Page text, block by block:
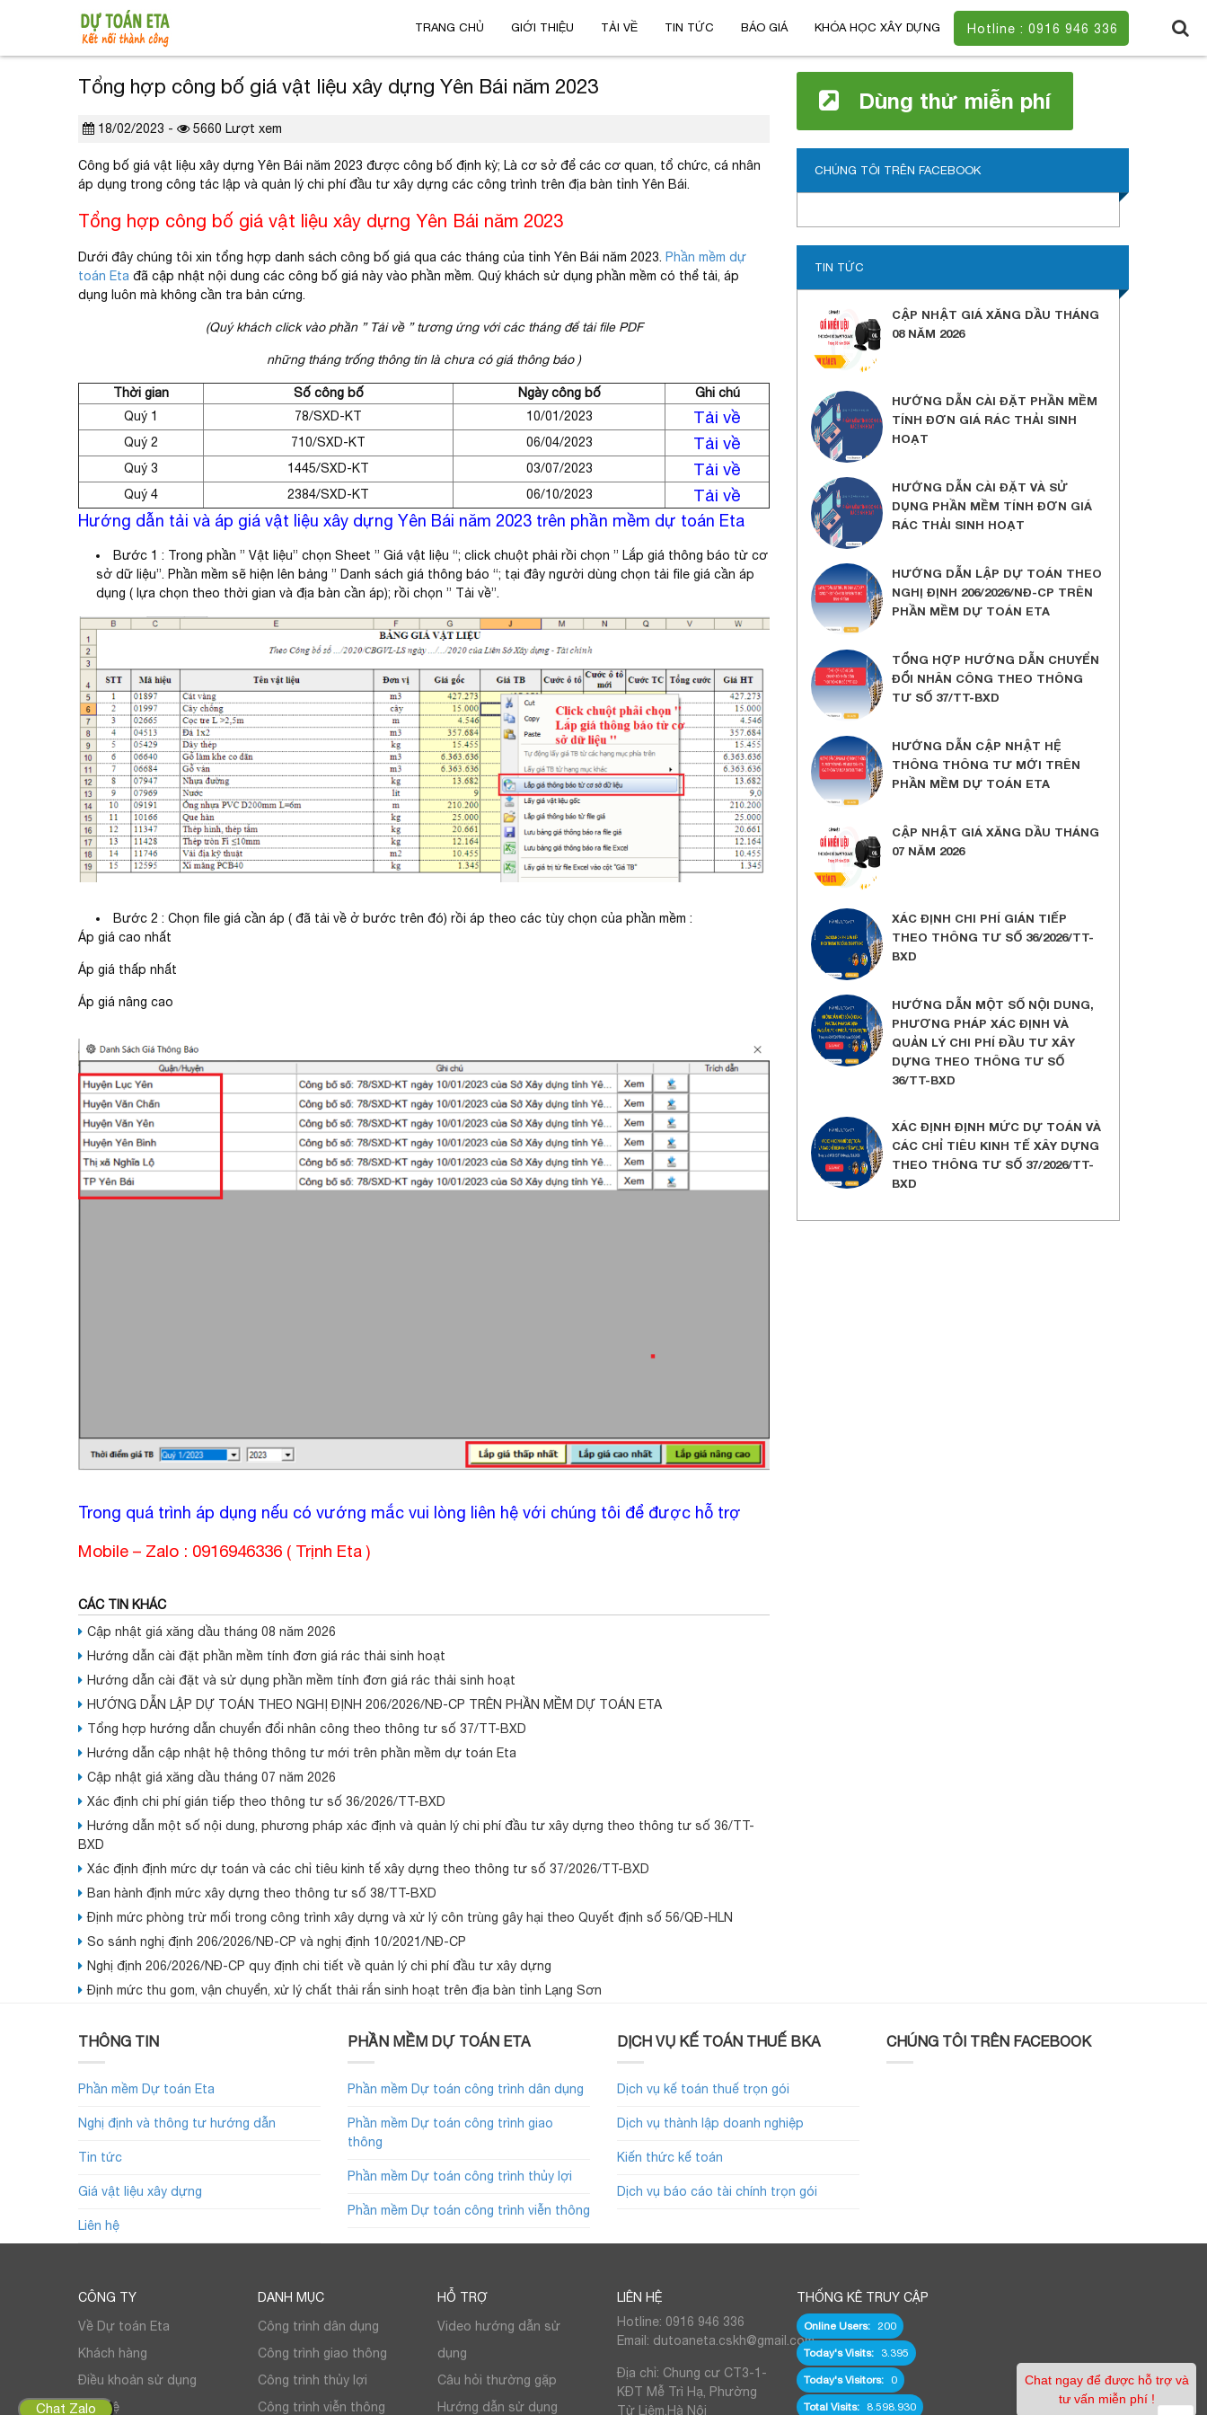
TRANG CHỦ GIỚI THIỆU TẢI VỀ TIN TỨC BÁO GIÁ KHÓA HỌC XÂY DỰNG Hotline : 0916 946 336
Tổng hợp công bố giá vật liệu xây dựng Yên Bái năm 2023
18/02/2023 - 5660 Lượt xem
Công bố giá vật liệu xây dựng Yên Bái năm 2023 được công bố định kỳ; Là cơ sở để các cơ quan, tổ chức, cá nhân
áp dụng trong công tác lập và quản lý chi phí đầu tư xây dựng các công trình trên địa bàn tỉnh Yên Bái.
Tổng hợp công bố giá vật liệu xây dựng Yên Bái năm 2023
Dưới đây chúng tôi xin tổng hợp danh sách công bố giá qua các tháng của tỉnh Yên Bái năm 2023. Phần mềm dự
toán Eta đã cập nhật nội dung các công bố giá này vào phần mềm. Quý khách sử dụng phần mềm có thể tải, áp
dụng luôn mà không cần tra bản cứng.
(Quý khách click vào phần ” Tải về ” tương ứng với các tháng để tải file PDF
những tháng trống thông tin là chưa có giá thông báo )
Thời gian Số công bố Ngày công bố
Ghi chú
Quý 1
78/SXD-KT 10/01/2023 Tải về
Quý 2 710/SXD-KT 06/04/2023 Tải về
Quý 3 1445/SXD-KT 03/07/2023 Tải về
Quý 4 2384/SXD-KT 06/10/2023 Tải về
Hướng dẫn tải và áp giá vật liệu xây dựng Yên Bái năm 2023 trên phần mềm dự toán Eta
Bước 1 : Trong phần ” Vật liệu” chọn Sheet ” Giá vật liệu “; click chuột phải rồi chọn ” Lắp giá thông báo từ cơ
sở dữ liệu”. Phần mềm sẽ hiện lên bảng ” Danh sách giá thông báo “; tại đây người dùng chọn tải file giá cần áp
dụng ( lựa chọn theo thời gian và địa bàn cần áp); rồi chọn ” Tải về”.
Bước 2 : Chọn file giá cần áp ( đã tải về ở bước trên đó) rồi áp theo các tùy chọn của phần mềm :
Áp giá cao nhất
Áp giá thấp nhất
Áp giá nâng cao
Trong quá trình áp dụng nếu có vướng mắc vui lòng liên hệ với chúng tôi để được hỗ trợ
Mobile – Zalo : 0916946336 ( Trịnh Eta )
CÁC TIN KHÁC
Cập nhật giá xăng dầu tháng 08 năm 2026
Hướng dẫn cài đặt phần mềm tính đơn giá rác thải sinh hoạt
Hướng dẫn cài đặt và sử dụng phần mềm tính đơn giá rác thải sinh hoạt
HƯỚNG DẪN LẬP DỰ TOÁN THEO NGHỊ ĐỊNH 206/2026/NĐ-CP TRÊN PHẦN MỀM DỰ TOÁN ETA
Tổng hợp hướng dẫn chuyển đổi nhân công theo thông tư số 37/TT-BXD
Hướng dẫn cập nhật hệ thông thông tư mới trên phần mềm dự toán Eta
Cập nhật giá xăng dầu tháng 07 năm 2026
Xác định chi phí gián tiếp theo thông tư số 36/2026/TT-BXD
Hướng dẫn một số nội dung, phương pháp xác định và quản lý chi phí đầu tư xây dựng theo thông tư số 36/TT-
BXD
Xác định định mức dự toán và các chỉ tiêu kinh tế xây dựng theo thông tư số 37/2026/TT-BXD
Ban hành định mức xây dựng theo thông tư số 38/TT-BXD
Định mức phòng trừ mối trong công trình xây dựng và xử lý côn trùng gây hại theo Quyết định số 56/QĐ-HLN
So sánh nghị định 206/2026/NĐ-CP và nghị định 10/2021/NĐ-CP
Nghị định 206/2026/NĐ-CP quy định chi tiết về quản lý chi phí đầu tư xây dựng
Định mức thu gom, vận chuyển, xử lý chất thải rắn sinh hoạt trên địa bàn tỉnh Lạng Sơn
Dùng thử miễn phí
CHÚNG TÔI TRÊN FACEBOOK
TIN TỨC
CẬP NHẬT GIÁ XĂNG DẦU THÁNG
08 NĂM 2026
HƯỚNG DẪN CÀI ĐẶT PHẦN MỀM
TÍNH ĐƠN GIÁ RÁC THẢI SINH
HOẠT
HƯỚNG DẪN CÀI ĐẶT VÀ SỬ
DỤNG PHẦN MỀM TÍNH ĐƠN GIÁ
RÁC THẢI SINH HOẠT
HƯỚNG DẪN LẬP DỰ TOÁN THEO
NGHỊ ĐỊNH 206/2026/NĐ-CP TRÊN
PHẦN MỀM DỰ TOÁN ETA
TỔNG HỢP HƯỚNG DẪN CHUYỂN
ĐỔI NHÂN CÔNG THEO THÔNG
TƯ SỐ 37/TT-BXD
HƯỚNG DẪN CẬP NHẬT HỆ
THÔNG THÔNG TƯ MỚI TRÊN
PHẦN MỀM DỰ TOÁN ETA
CẬP NHẬT GIÁ XĂNG DẦU THÁNG
07 NĂM 2026
XÁC ĐỊNH CHI PHÍ GIÁN TIẾP
THEO THÔNG TƯ SỐ 36/2026/TT-
BXD
HƯỚNG DẪN MỘT SỐ NỘI DUNG,
PHƯƠNG PHÁP XÁC ĐỊNH VÀ
QUẢN LÝ CHI PHÍ ĐẦU TƯ XÂY
DỰNG THEO THÔNG TƯ SỐ
36/TT-BXD
XÁC ĐỊNH ĐỊNH MỨC DỰ TOÁN VÀ
CÁC CHỈ TIÊU KINH TẾ XÂY DỰNG
THEO THÔNG TƯ SỐ 37/2026/TT-
BXD
THÔNG TIN
Phần mềm Dự toán Eta
Nghị định và thông tư hướng dẫn
Tin tức
Giá vật liệu xây dựng
Liên hệ
PHẦN MỀM DỰ TOÁN ETA
Phần mềm Dự toán công trình dân dụng
Phần mềm Dự toán công trình giao
thông
Phần mềm Dự toán công trình thủy lợi
Phần mềm Dự toán công trình viễn thông
DỊCH VỤ KẾ TOÁN THUẾ BKA
Dịch vụ kế toán thuế trọn gói
Dịch vụ thành lập doanh nghiệp
Kiến thức kế toán
Dịch vụ báo cáo tài chính trọn gói
CHÚNG TÔI TRÊN FACEBOOK
CÔNG TY
Về Dự toán Eta
Khách hàng
Điều khoản sử dụng
Liên hệ
DANH MỤC
Công trình dân dụng
Công trình giao thông
Công trình thủy lợi
Công trình viễn thông
HỖ TRỢ
Video hướng dẫn sử
dụng
Câu hỏi thường gặp
Hướng dẫn sử dụng
LIÊN HỆ
Hotline: 0916 946 336
Email: dutoaneta.cskh@gmail.com
Địa chỉ: Chung cư CT3-1-
KĐT Mễ Trì Hạ, Phường
Từ Liêm,Hà Nội
THỐNG KÊ TRUY CẬP
Online Users: 200
Today's Visits: 3.395
Today's Visitors: 0
Total Visits: 8.598.930
Chat Zalo
Chat ngay để được hỗ trợ và
tư vấn miễn phí !